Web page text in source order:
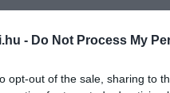
- Do Not Process My
opt-out of the sale, sharing to